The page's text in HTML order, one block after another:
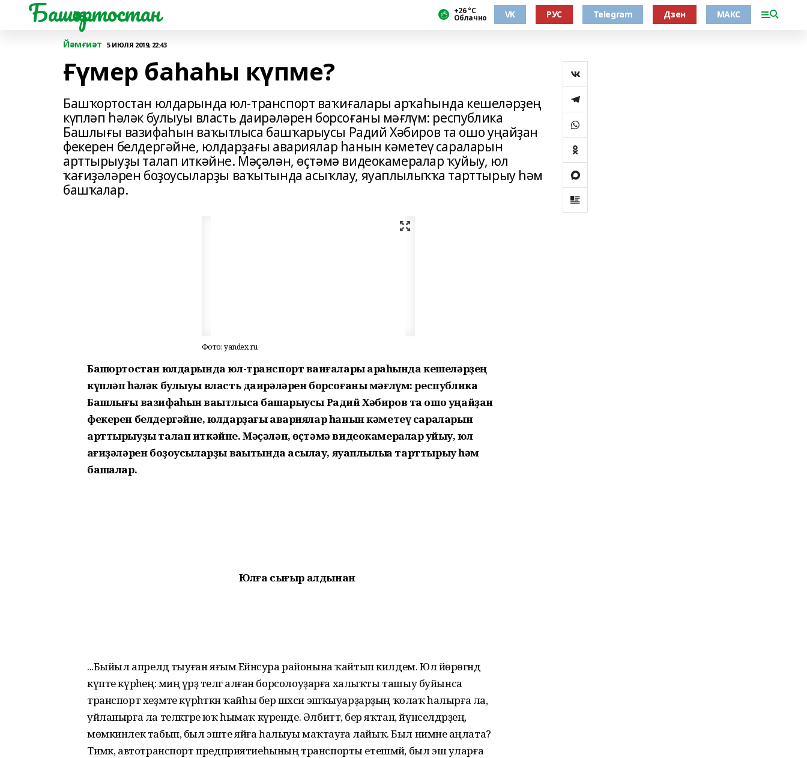
Башҡортостан +26 °С
Облачно VK РУС Telegram Дзен МАКС
Йәмғиәт 5 ИЮЛЯ 2019, 22:43
Ғүмер баһаһы күпме?
Башҡортостан юлдарында юл-транспорт ваҡиғалары арҡаһында кешеләрҙең
күпләп һәләк булыуы власть даирәләрен борсоғаны мәғлүм: республика
Башлығы вазифаһын ваҡытлыса башҡарыусы Радий Хәбиров та ошо уңайҙан
фекерен белдергәйне, юлдарҙағы авариялар һанын кәметеү сараларын
арттырыуҙы талап иткәйне. Мәҫәлән, өҫтәмә видеокамералар ҡуйыу, юл
ҡағиҙәләрен боҙоусыларҙы ваҡытында асыҡлау, яуаплылыҡҡа тарттырыу һәм
башҡалар.
Фото: yandex.ru
Башҡортостан юлдарында юл-транспорт ваҡиғалары арҡаһында кешеләрҙең
күпләп һәләк булыуы власть даирәләрен борсоғаны мәғлүм: республика
Башлығы вазифаһын ваҡытлыса башҡарыусы Радий Хәбиров та ошо уңайҙан
фекерен белдергәйне, юлдарҙағы авариялар һанын кәметеү сараларын
арттырыуҙы талап иткәйне. Мәҫәлән, өҫтәмә видеокамералар ҡуйыу, юл
ҡағиҙәләрен боҙоусыларҙы ваҡытында асыҡлау, яуаплылыҡҡа тарттырыу һәм
башҡалар.
Юлға сығыр алдынан
...Быйыл апрелдә тыуған яғым Ейәнсура районына ҡайтып килдем. Юл йөрөгәндә
күпте күрәһең: миңә үрҙә телгә алған бор­солоуҙарға халыҡты ташыу буйынса
транспорт хеҙмәте күр­һәткән ҡайһы бер шәхси эш­ҡыуарҙарҙың ҡолаҡ һалырға ла,
уйланырға ла теләктәре юҡ һымаҡ күренде. Әлбиттә, бер яҡтан, йүнселдәрҙең,
мөмкинлек табып, был эште яйға һалыуы маҡтауға лайыҡ. Был нимәне аңлата?
Тимәк, автотранспорт предприятиеһының транспорты етешмәй, был эш уларға